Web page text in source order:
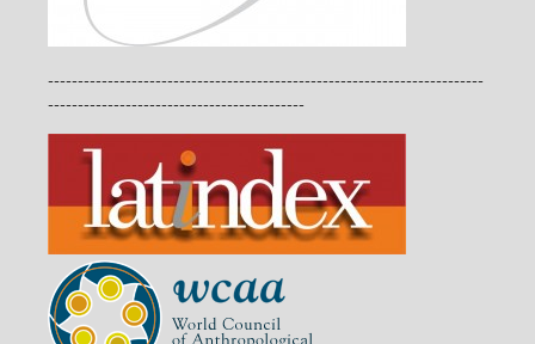
-------------------------------------------------------------------------
-------------------------------------------